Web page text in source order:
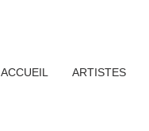
ACCUEIL ARTISTES